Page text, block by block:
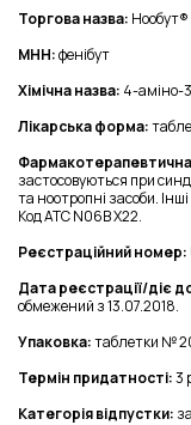
Торгова назва: Нообут®
МНН:фенібут
Хімічна назва: 4-аміно-
Лікарська форма:
застосовуються при
та ноотропні засоби.
Код АТС N06B X22.
Реєстраційний номер:
Дата реєстрації/діє
обмежений з 13.07.2018.
Упаковка:таблетки № 20
Термін придатності:3
Категорія відпустки: